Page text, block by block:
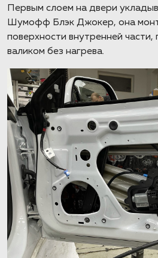
Первым слоем на двери
Шумофф Блэк Джокер, она
поверхности внутренней
валиком без нагрева.